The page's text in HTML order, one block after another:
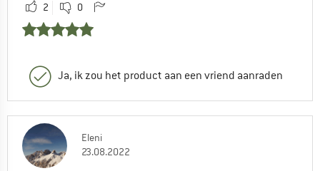
2 0
Ja, ik zou het product aan een vriend aanraden
Eleni
23.08.2022